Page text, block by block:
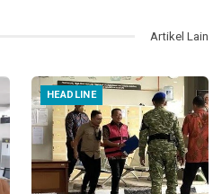
Artikel Lain
HEADLINE